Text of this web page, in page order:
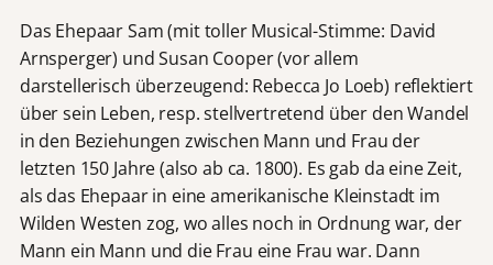
Das Ehepaar Sam (mit toller Musical-Stimme: David
Arnsperger) und Susan Cooper (vor allem
darstellerisch überzeugend: Rebecca Jo Loeb) reflektiert
über sein Leben, resp. stellvertretend über den Wandel
in den Beziehungen zwischen Mann und Frau der
letzten 150 Jahre (also ab ca. 1800). Es gab da eine Zeit,
als das Ehepaar in eine amerikanische Kleinstadt im
Wilden Westen zog, wo alles noch in Ordnung war, der
Mann ein Mann und die Frau eine Frau war. Dann